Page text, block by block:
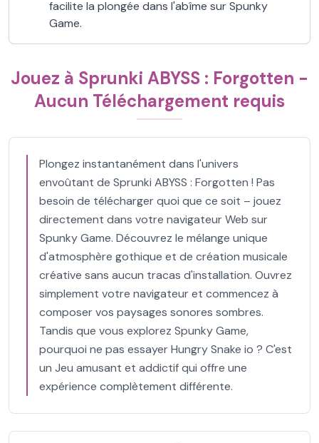
facilite la plongée dans l'abîme sur Spunky
Game.
Jouez à Sprunki ABYSS : Forgotten -
Aucun Téléchargement requis
Plongez instantanément dans l'univers
envoûtant de Sprunki ABYSS : Forgotten ! Pas
besoin de télécharger quoi que ce soit – jouez
directement dans votre navigateur Web sur
Spunky Game. Découvrez le mélange unique
d'atmosphère gothique et de création musicale
créative sans aucun tracas d'installation. Ouvrez
simplement votre navigateur et commencez à
composer vos paysages sonores sombres.
Tandis que vous explorez Spunky Game,
pourquoi ne pas essayer Hungry Snake io ? C'est
un Jeu amusant et addictif qui offre une
expérience complètement différente.